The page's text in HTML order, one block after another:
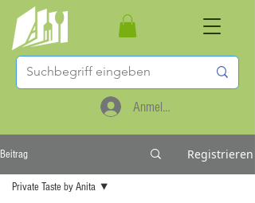
Anmelden
Beitrag Registrieren
Private Taste by Anita